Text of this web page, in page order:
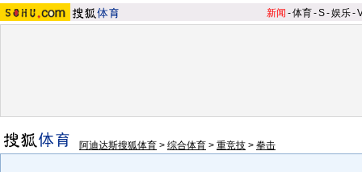
新闻 -体育-S-娱乐-
阿迪达斯搜狐体育 > 综合体育 > 重竞技 > 拳击